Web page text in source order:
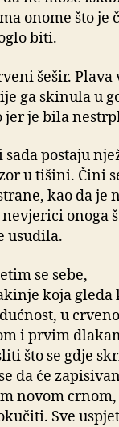
onome što je
biti.
šešir. Plava
ga skinula u
jer je bila
postaju
u tišini. Čini
kao da je
nevjerici onoga
usudila.
se sebe,
koja gleda
u
i prvim
što se gdje
da će
novom
Sve